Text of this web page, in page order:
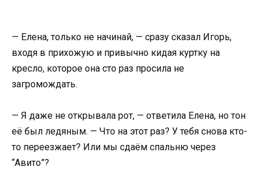
— Елена, только не начинай, — сразу сказал Игорь,
входя в прихожую и привычно кидая куртку на
кресло, которое она сто раз просила не
загромождать.
— Я даже не открывала рот, — ответила Елена, но тон
её был ледяным. — Что на этот раз? У тебя снова кто-
то переезжает? Или мы сдаём спальню через
“Авито”?